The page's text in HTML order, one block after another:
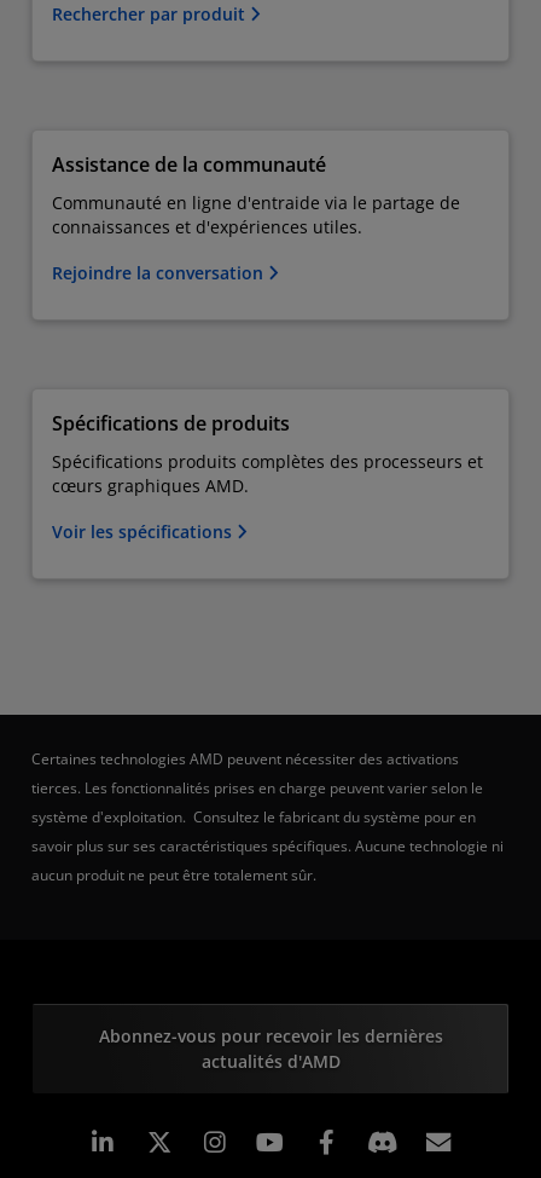
Rechercher par produit
Assistance de la communauté
Communauté en ligne d'entraide via le partage de
connaissances et d'expériences utiles.
Rejoindre la conversation
Spécifications de produits
Spécifications produits complètes des processeurs et
cœurs graphiques AMD.
Voir les spécifications
Certaines technologies AMD peuvent nécessiter des activations
tierces. Les fonctionnalités prises en charge peuvent varier selon le
système d'exploitation. Consultez le fabricant du système pour en
savoir plus sur ses caractéristiques spécifiques. Aucune technologie ni
aucun produit ne peut être totalement sûr.
Abonnez-vous pour recevoir les dernières
actualités d'AMD
LinkedIn Instagram Facebook